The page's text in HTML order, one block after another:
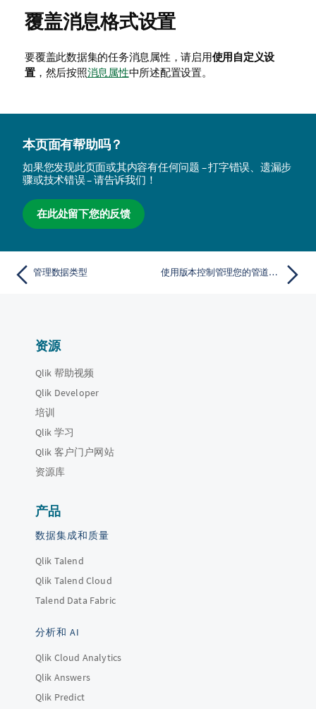
覆盖消息格式设置
要覆盖此数据集的任务消息属性，请启用使用自定义设
置，然后按照消息属性中所述配置设置。
本页面有帮助吗？
如果您发现此页面或其内容有任何问题 – 打字错误、遗漏步
骤或技术错误 – 请告诉我们！
在此处留下您的反馈
管理数据类型 使用版本控制管理您的管道项目
资源
Qlik 帮助视频
Qlik Developer
培训
Qlik 学习
Qlik 客户门户网站
资源库
产品
数据集成和质量
Qlik Talend
Qlik Talend Cloud
Talend Data Fabric
分析和 AI
Qlik Cloud Analytics
Qlik Answers
Qlik Predict